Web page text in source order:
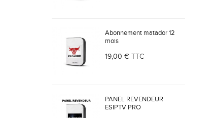
Abonnement matador 12
mois
19,00 € TTC
PANEL REVENDEUR
ESIPTV PRO